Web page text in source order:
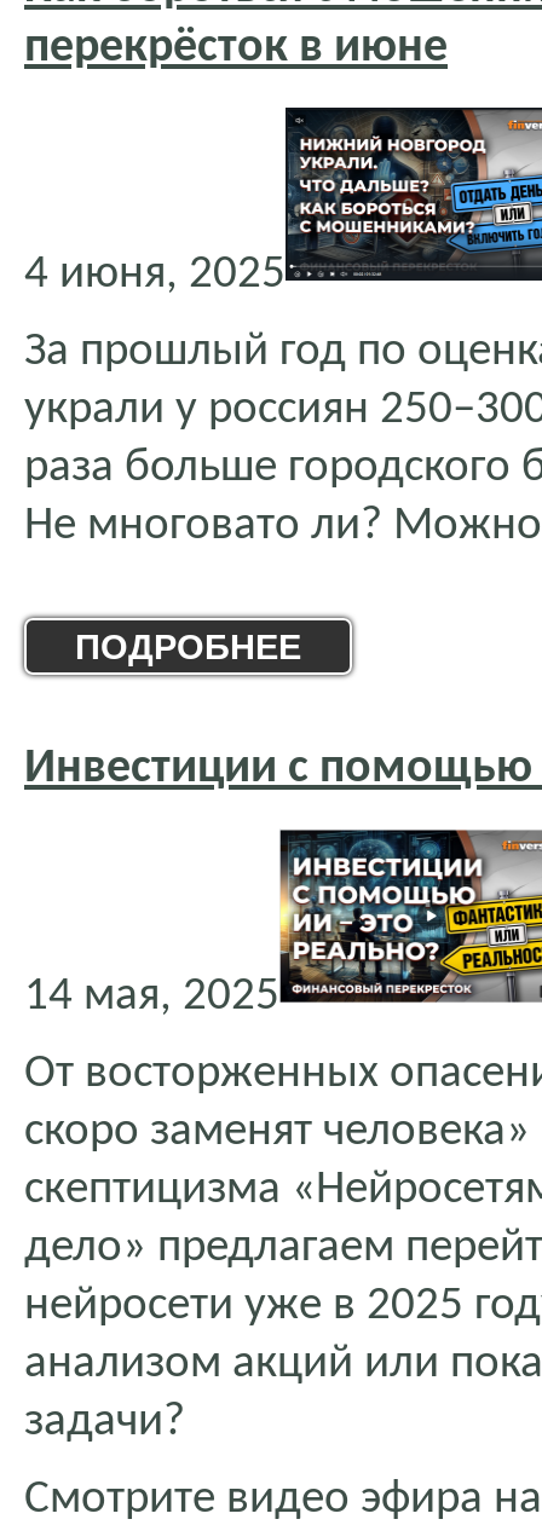
перекрёсток в июне
4 июня, 2025
За прошлый год по
украли у россиян
раза больше
Не многовато ли? Можно
ПОДРОБНЕЕ
Инвестиции с помощью
14 мая, 2025
От восторженных
скоро заменят
скептицизма
дело» предлагаем
нейросети уже в 2025
анализом акций или
задачи?
Смотрите видео эфира